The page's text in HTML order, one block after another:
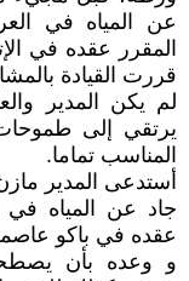
عن المياه في
المقرر عقده في
قررت القيادة
لم يكن المدير
يرتقي إلى
المناسب تماما.
أستدعى المدير
جاد عن المياه في
عقده في باكو
و وعده بأن